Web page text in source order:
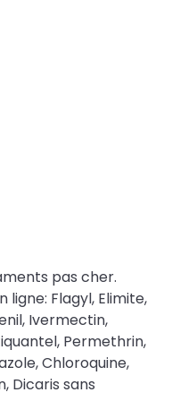
pas cher.
Flagyl, Elimite,
Ivermectin,
Permethrin,
Chloroquine,
Dicaris sans